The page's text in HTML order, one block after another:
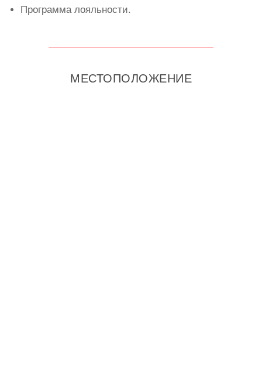
Программа лояльности.
МЕСТОПОЛОЖЕНИЕ